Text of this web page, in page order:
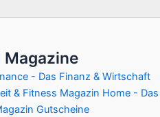
Magazine
- Das Finanz & Wirtschaft
& Fitness Magazin Home - Das
Gutscheine